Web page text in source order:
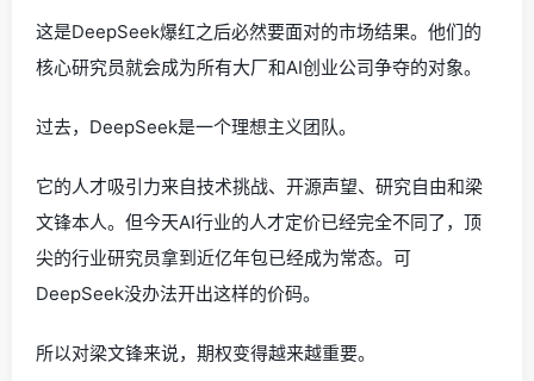
这是DeepSeek爆红之后必然要面对的市场结果。他们的
核心研究员就会成为所有大厂和AI创业公司争夺的对象。
过去，DeepSeek是一个理想主义团队。
它的人才吸引力来自技术挑战、开源声望、研究自由和梁
文锋本人。但今天AI行业的人才定价已经完全不同了，顶
尖的行业研究员拿到近亿年包已经成为常态。可
DeepSeek没办法开出这样的价码。
所以对梁文锋来说，期权变得越来越重要。